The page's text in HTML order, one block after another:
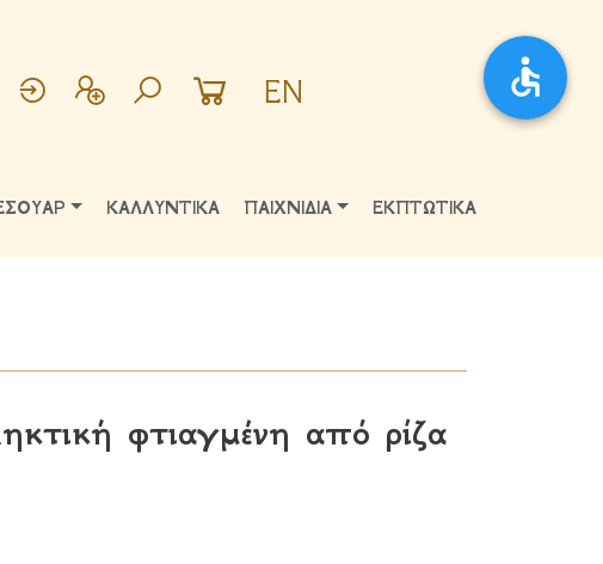
EN
ΚΑΛΛΥΝΤΙΚΑ ΠΑΙΧΝΙΔΙΑ ΕΚΠΤΩΤΙΚΑ
φτιαγμένη από ρίζα